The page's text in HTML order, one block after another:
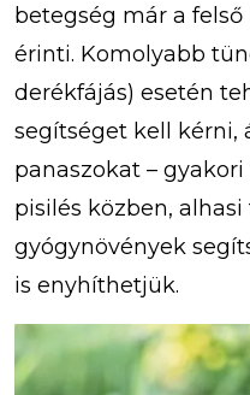
betegség már a
érinti. Komolyabb
derékfájás) esetén
segítséget kell kérni,
panaszokat –
pisilés közben,
gyógynövények
is enyhíthetjük.